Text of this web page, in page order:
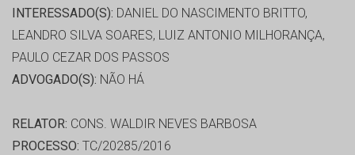
INTERESSADO(S): DANIEL DO NASCIMENTO BRITTO,
LEANDRO SILVA SOARES, LUIZ ANTONIO MILHORANÇA,
PAULO CEZAR DOS PASSOS
ADVOGADO(S): NÃO HÁ
RELATOR: CONS. WALDIR NEVES BARBOSA
PROCESSO: TC/20285/2016